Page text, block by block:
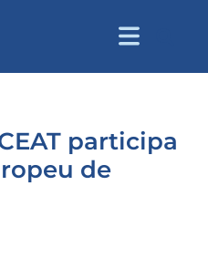
participa
de